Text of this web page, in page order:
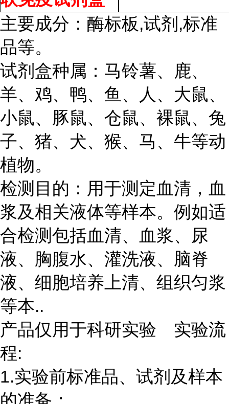
主要成分：酶标板,试剂,标准
品等。
试剂盒种属：马铃薯、鹿、
羊、鸡、鸭、鱼、人、大鼠、
小鼠、豚鼠、仓鼠、裸鼠、兔
子、猪、犬、猴、马、牛等动
植物。
检测目的：用于测定血清，血
浆及相关液体等样本。例如适
合检测包括血清、血浆、尿
液、胸腹水、灌洗液、脑脊
液、细胞培养上清、组织匀浆
等本..
产品仅用于科研实验 实验流
程:
1.实验前标准品、试剂及样本
的准备；